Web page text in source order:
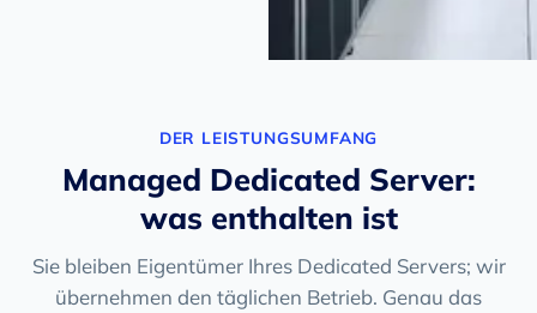
DER LEISTUNGSUMFANG
Managed Dedicated Server:
was enthalten ist
Sie bleiben Eigentümer Ihres Dedicated Servers; wir
übernehmen den täglichen Betrieb. Genau das